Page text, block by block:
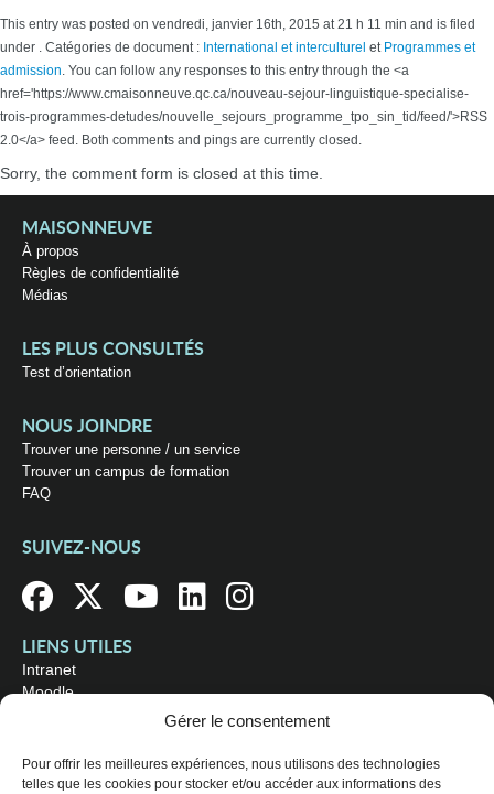
Gérer le consentement
Pour offrir les meilleures expériences, nous utilisons des technologies
telles que les cookies pour stocker et/ou accéder aux informations des
This entry was posted on vendredi, janvier 16th, 2015 at 21 h 11 min and is filed
under . Catégories de document : International et interculturel et Programmes et
admission. You can follow any responses to this entry through the <a
href='https://www.cmaisonneuve.qc.ca/nouveau-sejour-linguistique-specialise-
trois-programmes-detudes/nouvelle_sejours_programme_tpo_sin_tid/feed/'>RSS
2.0</a> feed. Both comments and pings are currently closed.
Sorry, the comment form is closed at this time.
MAISONNEUVE
À propos
Règles de confidentialité
Médias
LES PLUS CONSULTÉS
Test d’orientation
NOUS JOINDRE
Trouver une personne / un service
Trouver un campus de formation
FAQ
SUIVEZ-NOUS
LIENS UTILES
Intranet
Moodle
OÙ NOUS TROUVER